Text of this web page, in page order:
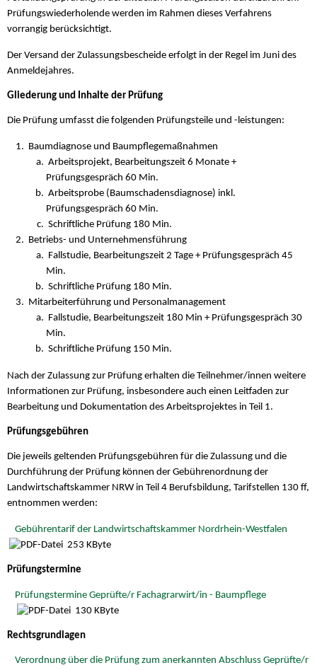
Prüfungswiederholende werden im Rahmen dieses Verfahrens
vorrangig berücksichtigt.
Der Versand der Zulassungsbescheide erfolgt in der Regel im Juni des
Anmeldejahres.
Gliederung und Inhalte der Prüfung
Die Prüfung umfasst die folgenden Prüfungsteile und -leistungen:
Baumdiagnose und Baumpflegemaßnahmen
Arbeitsprojekt, Bearbeitungszeit 6 Monate +
Prüfungsgespräch 60 Min.
Arbeitsprobe (Baumschadensdiagnose) inkl.
Prüfungsgespräch 60 Min.
Schriftliche Prüfung 180 Min.
Betriebs- und Unternehmensführung
Fallstudie, Bearbeitungszeit 2 Tage + Prüfungsgespräch 45
Min.
Schriftliche Prüfung 180 Min.
Mitarbeiterführung und Personalmanagement
Fallstudie, Bearbeitungszeit 180 Min + Prüfungsgespräch 30
Min.
Schriftliche Prüfung 150 Min.
Nach der Zulassung zur Prüfung erhalten die Teilnehmer/innen weitere
Informationen zur Prüfung, insbesondere auch einen Leitfaden zur
Bearbeitung und Dokumentation des Arbeitsprojektes in Teil 1.
Prüfungsgebühren
Die jeweils geltenden Prüfungsgebühren für die Zulassung und die
Durchführung der Prüfung können der Gebührenordnung der
Landwirtschaftskammer NRW in Teil 4 Berufsbildung, Tarifstellen 130 ff,
entnommen werden:
Gebührentarif der Landwirtschaftskammer Nordrhein-Westfalen
253 KByte
Prüfungstermine
Prüfungstermine Geprüfte/r Fachagrarwirt/in - Baumpflege
130 KByte
Rechtsgrundlagen
Verordnung über die Prüfung zum anerkannten Abschluss Geprüfte/r